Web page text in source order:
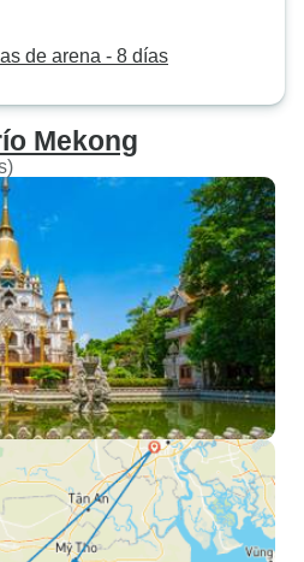
de arena - 8 días
Mekong